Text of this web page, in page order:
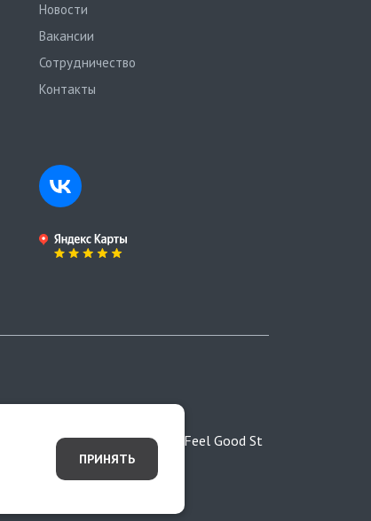
ПРИНЯТЬ
Новости
Вакансии
Сотрудничество
Контакты
Разработано студией Feel Good St